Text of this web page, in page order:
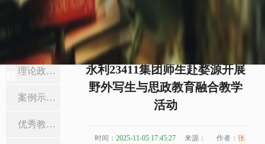
理论政策学习
案例示范课
优秀教学设计
课程思政活动
当前位置:首页 课程思政
永利23411集团师生赴婺源开展
野外写生与思政教育融合教学
活动
时间：2025-11-05 17:45:27 来源： 作者：张